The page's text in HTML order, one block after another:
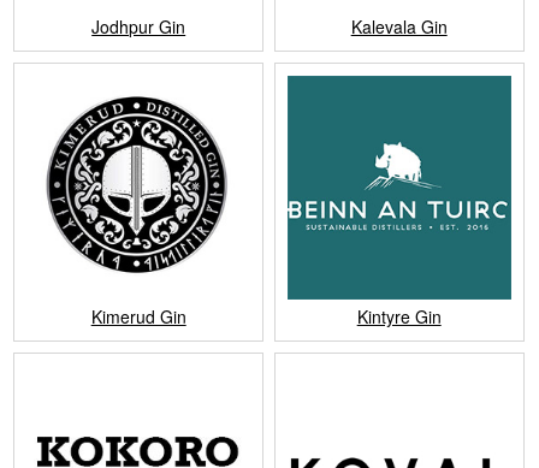
Jodhpur Gin Kalevala Gin
Kimerud Gin Kintyre Gin